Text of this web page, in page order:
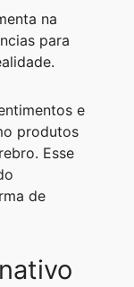
na
para
e
produtos
Esse
de